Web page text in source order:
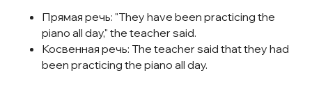
Прямая речь: "They have been practicing the
piano all day," the teacher said.
Косвенная речь: The teacher said that they had
been practicing the piano all day.